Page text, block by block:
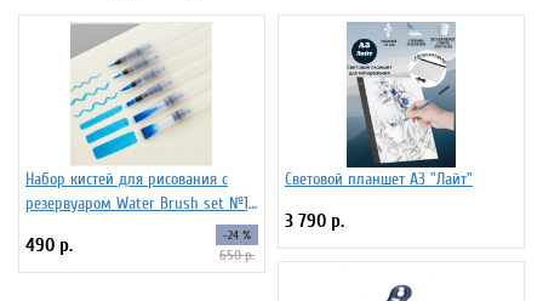
Набор кистей для рисования c
резервуаром Water Brush set №1,
490 р. -24 %
650 р.
Световой планшет А3 "Лайт"
3 790 р.